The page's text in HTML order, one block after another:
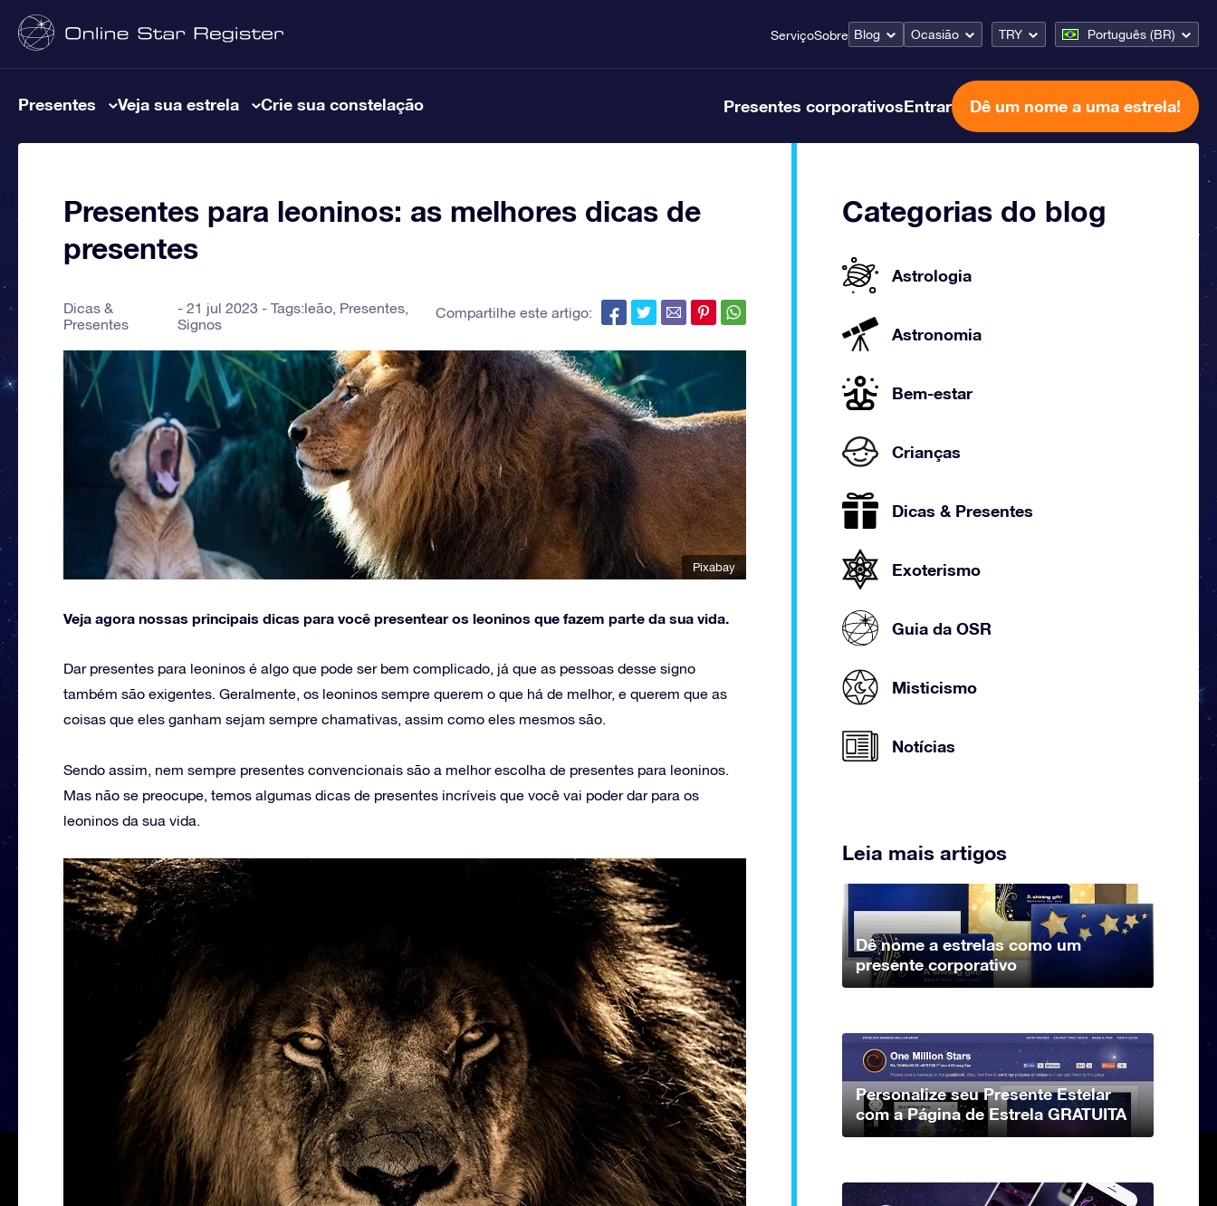
ServiçoSobre Blog Ocasião TRY Português (BR)
Presentes Veja sua estrela Crie sua constelação Presentes corporativosEntrar Dê um nome a uma estrela!
Presentes para leoninos: as melhores dicas de
presentes
Dicas &
Presentes
21 jul 2023 - Tags:leão, Presentes,
Signos
Compartilhe este artigo:
Pixabay
Veja agora nossas principais dicas para você presentear os leoninos que fazem parte da sua vida.
Dar presentes para leoninos é algo que pode ser bem complicado, já que as pessoas desse signo
também são exigentes. Geralmente, os leoninos sempre querem o que há de melhor, e querem que as
coisas que eles ganham sejam sempre chamativas, assim como eles mesmos são.
Sendo assim, nem sempre presentes convencionais são a melhor escolha de presentes para leoninos.
Mas não se preocupe, temos algumas dicas de presentes incríveis que você vai poder dar para os
leoninos da sua vida.
Categorias do blog
Astrologia
Astronomia
Bem-estar
Crianças
Dicas & Presentes
Exoterismo
Guia da OSR
Misticismo
Notícias
Leia mais artigos
Dê nome a estrelas como um
presente corporativo
Personalize seu Presente Estelar
com a Página de Estrela GRATUITA